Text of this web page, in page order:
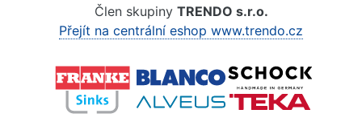
Člen skupiny TRENDO s.r.o.
Přejít na centrální eshop www.trendo.cz